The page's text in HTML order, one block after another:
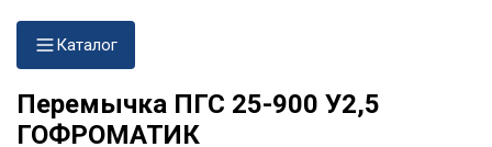
Каталог
Перемычка ПГС 25-900 У2,5
ГОФРОМАТИК